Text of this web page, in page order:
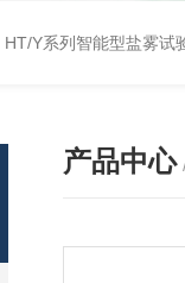
HT/Y系列智能型盐雾试
产品中心